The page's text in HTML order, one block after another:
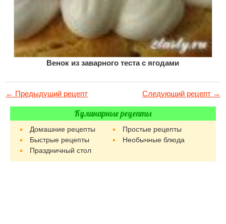
Венок из заварного теста с ягодами
← Предыдущий рецепт Следующий рецепт →
Кулинарные рецепты
Домашние рецепты
Простые рецепты
Быстрые рецепты
Необычные блюда
Праздничный стол